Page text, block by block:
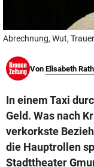
Abrechnung, Wut,
Von Elisabeth
In einem Taxi
Geld. Was nach
verkorkste
die Hauptrollen
Stadttheater